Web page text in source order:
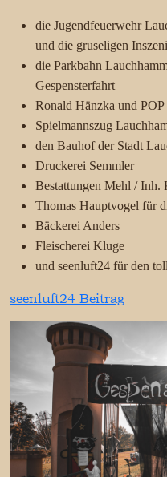
die Jugendfeuerwehr
und die gruseligen
die Parkbahn
Gespensterfahrt
Ronald Hänzka und
Spielmannszug
den Bauhof der Stadt
Druckerei Semmler
Bestattungen Mehl / Inh.
Thomas Hauptvogel für
Bäckerei Anders
Fleischerei Kluge
und seenluft24 für den
seenluft24 Beitrag